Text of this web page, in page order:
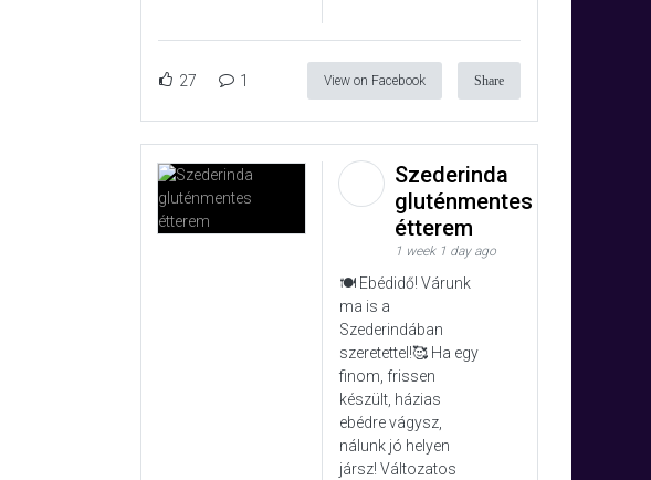
27 1 View on Facebook Share
Szederinda
gluténmentes
étterem
1 week 1 day ago
🍽️ Ebédidő! Várunk
ma is a
Szederindában
szeretettel!🥰 Ha egy
finom, frissen
készült, házias
ebédre vágysz,
nálunk jó helyen
jársz! Változatos